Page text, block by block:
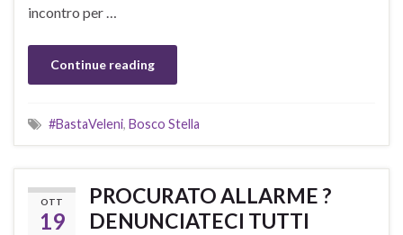
incontro per …
Continue reading
#BastaVeleni, Bosco Stella
OTT
19
PROCURATO ALLARME ?
DENUNCIATECI TUTTI